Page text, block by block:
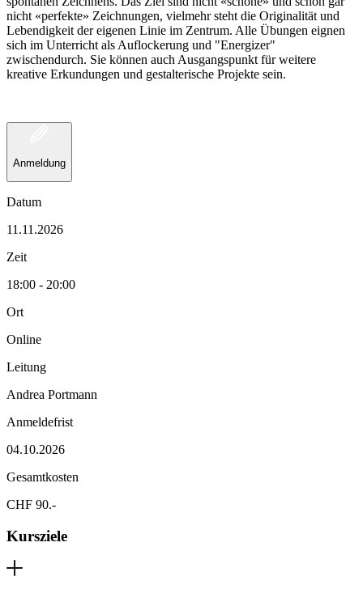
nicht «perfekte» Zeichnungen, vielmehr steht die Originalität und
Lebendigkeit der eigenen Linie im Zentrum. Alle Übungen eignen
sich im Unterricht als Auflockerung und "Energizer"
zwischendurch. Sie können auch Ausgangspunkt für weitere
kreative Erkundungen und gestalterische Projekte sein.
Anmeldung
Datum
11.11.2026
Zeit
18:00 - 20:00
Ort
Online
Leitung
Andrea Portmann
Anmeldefrist
04.10.2026
Gesamtkosten
CHF 90.-
Kursziele